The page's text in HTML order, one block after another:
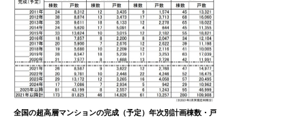
全国の超高層マンションの完成（予定）年次別計画棟数・戸